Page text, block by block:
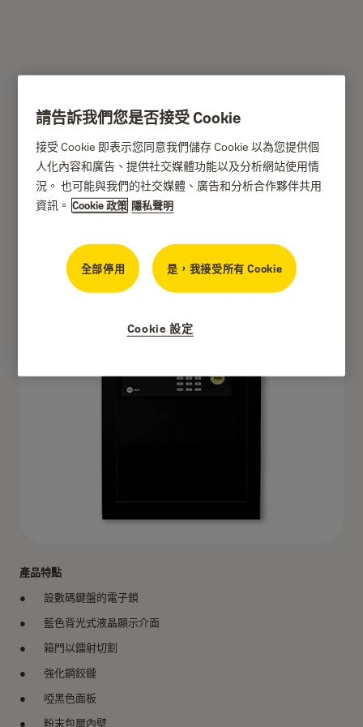
YSB/600/EB1 - 耶魯Yale
摯安心防盗保險箱 (商業
型/特大)
產品特點
設數碼鍵盤的電子鎖
藍色背光式液晶顯示介面
箱門以鐳射切割
強化鋼鉸鏈
啞黑色面板
粉末包層內壁
請告訴我們您是否接受 Cookie
接受 Cookie 即表示您同意我們儲存 Cookie 以為您提供個
人化內容和廣告、提供社交媒體功能以及分析網站使用情
況。 也可能與我們的社交媒體、廣告和分析合作夥伴共用
資訊。Cookie 政策 隱私聲明
全部停用 是，我接受所有 Cookie
Cookie 設定